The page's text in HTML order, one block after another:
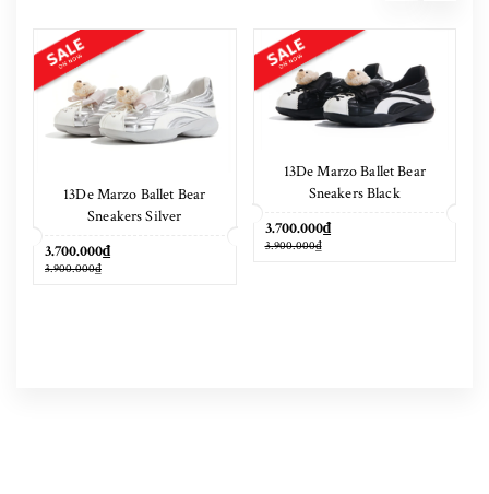
13De Marzo Ballet Bear
Sneakers Silver
3.700.000₫
3.900.000₫
13De Marzo Ballet Bear
Sneakers Black
3.700.000₫
3.900.000₫